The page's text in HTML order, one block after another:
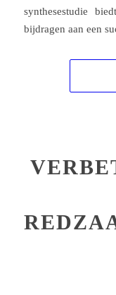
synthesestudie
bijdragen aan een